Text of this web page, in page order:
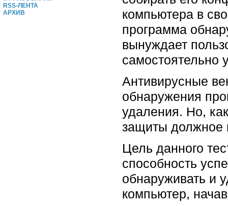
RSS-ЛЕНТА
АРХИВ
компьютера в
программа
вынуждает
самостоятельно
Антивирусные
обнаружения
удаления. Но,
защиты должное
Цель данного
способность
обнаруживать и
компьютер,